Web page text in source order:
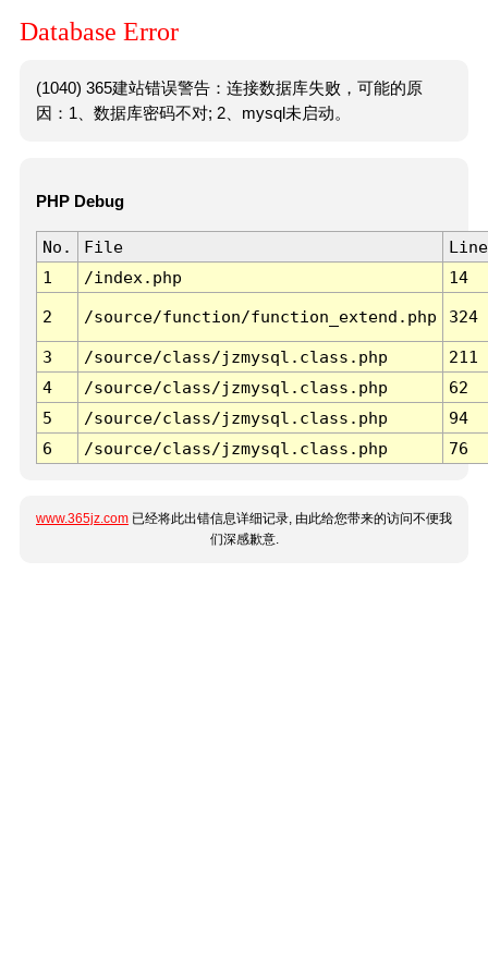
Database Error
(1040) 365建站错误警告：连接数据库失败，可能的原
因：1、数据库密码不对; 2、mysql未启动。
PHP Debug
No. File
Line
1
/index.php 14
2 /source/function/function_extend.php 324
3 /source/class/jzmysql.class.php
211
4
/source/class/jzmysql.class.php
62
5
/source/class/jzmysql.class.php
94
6
/source/class/jzmysql.class.php 76
www.365jz.com 已经将此出错信息详细记录, 由此给您带来的访问不便我
们深感歉意.